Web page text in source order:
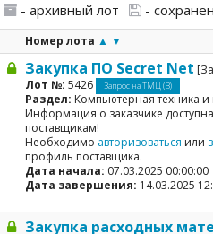
- архивный лот
-
Номер лота ▲ ▼
Закупка ПО Secret Net
Лот №: 5426 Запрос на ТМЦ (В)
Раздел: Компьютерная техника
Информация о заказчике
поставщикам!
Необходимо авторизоваться или
профиль поставщика.
Дата начала: 07.03.2025 00:00:00
Дата завершения: 14.03.2025
Закупка расходных